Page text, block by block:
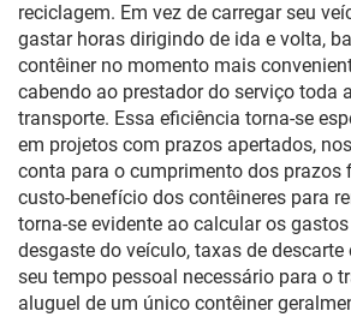
reciclagem. Em vez de carregar seu
gastar horas dirigindo de ida e volta,
contêiner no momento mais
cabendo ao prestador do serviço toda
transporte. Essa eficiência torna-se
em projetos com prazos apertados,
conta para o cumprimento dos prazos
custo-benefício dos contêineres para
torna-se evidente ao calcular os
desgaste do veículo, taxas de
seu tempo pessoal necessário para o
aluguel de um único contêiner